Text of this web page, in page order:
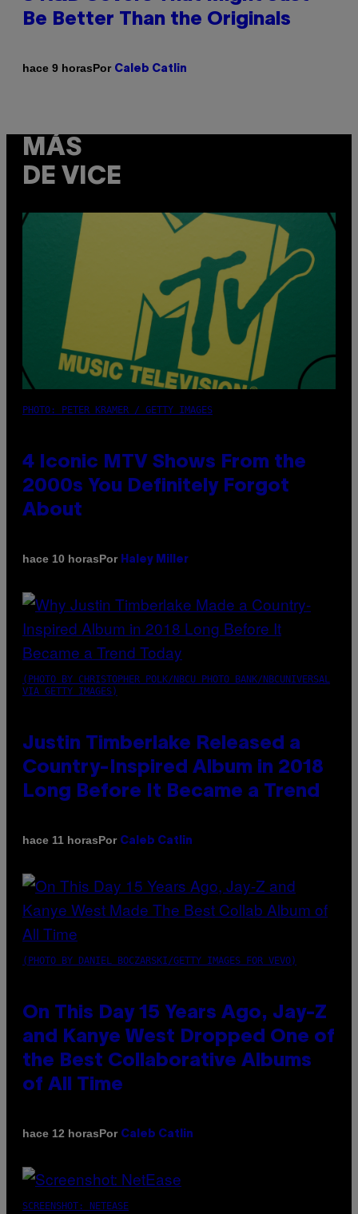
Be Better Than the Originals
hace 9 horasPor Caleb Catlin
MÁS
DE VICE
PHOTO: PETER KRAMER / GETTY IMAGES
4 Iconic MTV Shows From the
2000s You Definitely Forgot
About
hace 10 horasPor Haley Miller
(PHOTO BY CHRISTOPHER POLK/NBCU PHOTO BANK/NBCUNIVERSAL
VIA GETTY IMAGES)
Justin Timberlake Released a
Country-Inspired Album in 2018
Long Before It Became a Trend
hace 11 horasPor Caleb Catlin
(PHOTO BY DANIEL BOCZARSKI/GETTY IMAGES FOR VEVO)
On This Day 15 Years Ago, Jay-Z
and Kanye West Dropped One of
the Best Collaborative Albums
of All Time
hace 12 horasPor Caleb Catlin
SCREENSHOT: NETEASE